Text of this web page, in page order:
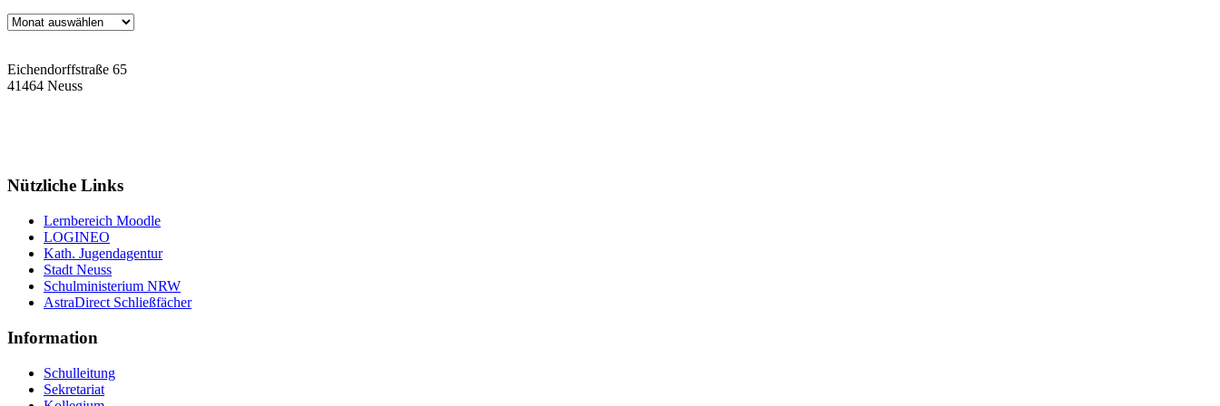
Archiv
Eichendorffstraße 65
41464 Neuss
Nützliche Links
Lernbereich Moodle
LOGINEO
Kath. Jugendagentur
Stadt Neuss
Schulministerium NRW
AstraDirect Schließfächer
Information
Schulleitung
Sekretariat